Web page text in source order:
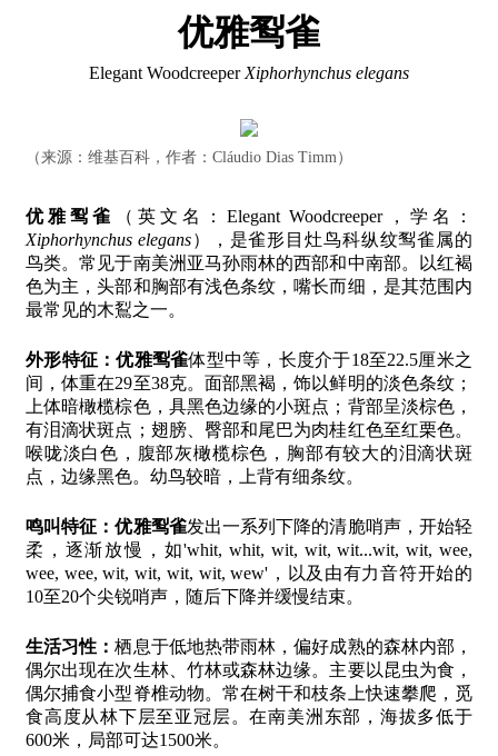
优雅䴕雀
Elegant Woodcreeper Xiphorhynchus elegans
（来源：维基百科，作者：Cláudio Dias Timm）
优雅䴕雀
（英文名：Elegant Woodcreeper，学名：
Xiphorhynchus elegans），是雀形目灶鸟科纵纹䴕雀属的
鸟类。常见于南美洲亚马孙雨林的西部和中南部。以红褐
色为主，头部和胸部有浅色条纹，嘴长而细，是其范围内
最常见的木鴷之一。
外形特征：优雅䴕雀体型中等，长度介于18至22.5厘米之
间，体重在29至38克。面部黑褐，饰以鲜明的淡色条纹；
上体暗橄榄棕色，具黑色边缘的小斑点；背部呈淡棕色，
有泪滴状斑点；翅膀、臀部和尾巴为肉桂红色至红栗色。
喉咙淡白色，腹部灰橄榄棕色，胸部有较大的泪滴状斑
点，边缘黑色。幼鸟较暗，上背有细条纹。
鸣叫特征：优雅䴕雀发出一系列下降的清脆哨声，开始轻
柔，逐渐放慢，如'whit, whit, wit, wit, wit...wit, wit, wee,
wee, wee, wit, wit, wit, wit, wew'，以及由有力音符开始的
10至20个尖锐哨声，随后下降并缓慢结束。
生活习性：栖息于低地热带雨林，偏好成熟的森林内部，
偶尔出现在次生林、竹林或森林边缘。主要以昆虫为食，
偶尔捕食小型脊椎动物。常在树干和枝条上快速攀爬，觅
食高度从林下层至亚冠层。在南美洲东部，海拔多低于
600米，局部可达1500米。